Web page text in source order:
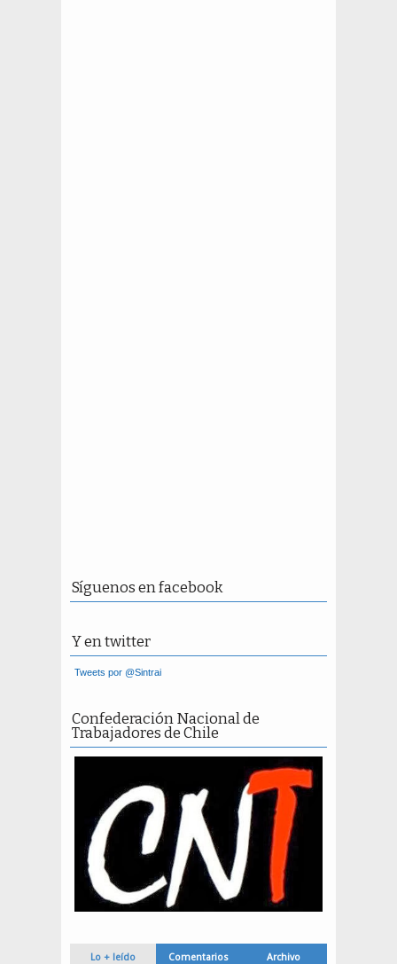
Síguenos en facebook
Y en twitter
Tweets por @Sintrai
Confederación Nacional de
Trabajadores de Chile
Lo + leído Comentarios Archivo